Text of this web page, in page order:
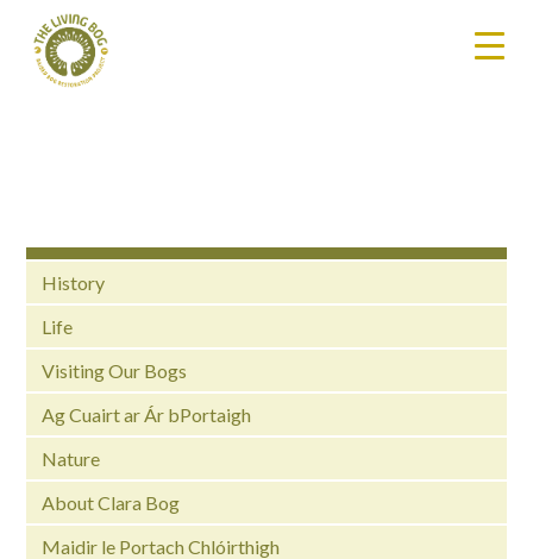
History
Life
Visiting Our Bogs
Ag Cuairt ar Ár bPortaigh
Nature
About Clara Bog
Maidir le Portach Chlóirthigh